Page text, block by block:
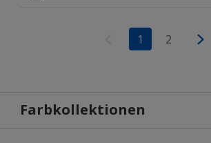
1 2
Farbkollektionen